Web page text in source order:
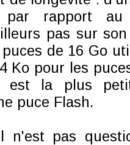
par rapport
pas sur
de 16 Go
Ko pour les
est la plus
puce Flash.
n'est pas